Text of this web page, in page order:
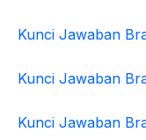
Kunci Jawaban
Kunci Jawaban
Kunci Jawaban